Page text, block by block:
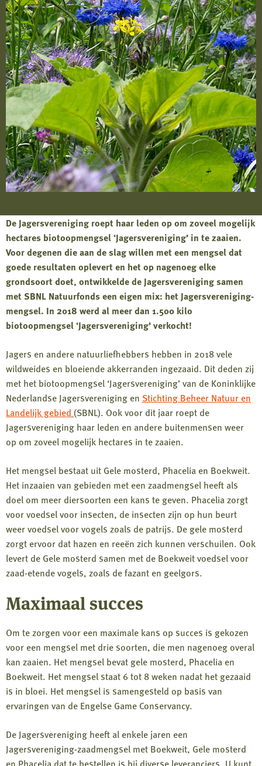
De Jagersvereniging roept haar leden op om zoveel mogelijk
hectares biotoopmengsel ‘Jagersvereniging’ in te zaaien.
Voor degenen die aan de slag willen met een mengsel dat
goede resultaten oplevert en het op nagenoeg elke
grondsoort doet, ontwikkelde de Jagersvereniging samen
met SBNL Natuurfonds een eigen mix: het Jagersvereniging-
mengsel. In 2018 werd al meer dan 1.500 kilo
biotoopmengsel ‘Jagersvereniging’ verkocht!
Jagers en andere natuurliefhebbers hebben in 2018 vele
wildweides en bloeiende akkerranden ingezaaid. Dit deden zij
met het biotoopmengsel ‘Jagersvereniging’ van de Koninklijke
Nederlandse Jagersvereniging en Stichting Beheer Natuur en
Landelijk gebied (SBNL). Ook voor dit jaar roept de
Jagersvereniging haar leden en andere buitenmensen weer
op om zoveel mogelijk hectares in te zaaien.
Het mengsel bestaat uit Gele mosterd, Phacelia en Boekweit.
Het inzaaien van gebieden met een zaadmengsel heeft als
doel om meer diersoorten een kans te geven. Phacelia zorgt
voor voedsel voor insecten, de insecten zijn op hun beurt
weer voedsel voor vogels zoals de patrijs. De gele mosterd
zorgt ervoor dat hazen en reeën zich kunnen verschuilen. Ook
levert de Gele mosterd samen met de Boekweit voedsel voor
zaad-etende vogels, zoals de fazant en geelgors.
Maximaal succes
Om te zorgen voor een maximale kans op succes is gekozen
voor een mengsel met drie soorten, die men nagenoeg overal
kan zaaien. Het mengsel bevat gele mosterd, Phacelia en
Boekweit. Het mengsel staat 6 tot 8 weken nadat het gezaaid
is in bloei. Het mengsel is samengesteld op basis van
ervaringen van de Engelse Game Conservancy.
De Jagersvereniging heeft al enkele jaren een
Jagersvereniging-zaadmengsel met Boekweit, Gele mosterd